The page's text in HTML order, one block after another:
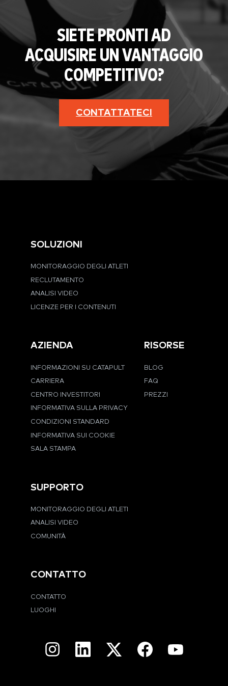
SIETE PRONTI AD
ACQUISIRE UN VANTAGGIO
COMPETITIVO?
CONTATTATECI
SOLUZIONI
MONITORAGGIO DEGLI ATLETI
RECLUTAMENTO
ANALISI VIDEO
LICENZE PER I CONTENUTI
AZIENDA
INFORMAZIONI SU CATAPULT
CARRIERA
CENTRO INVESTITORI
INFORMATIVA SULLA PRIVACY
CONDIZIONI STANDARD
INFORMATIVA SUI COOKIE
SALA STAMPA
RISORSE
BLOG
FAQ
PREZZI
SUPPORTO
MONITORAGGIO DEGLI ATLETI
ANALISI VIDEO
COMUNITÀ
CONTATTO
CONTATTO
LUOGHI